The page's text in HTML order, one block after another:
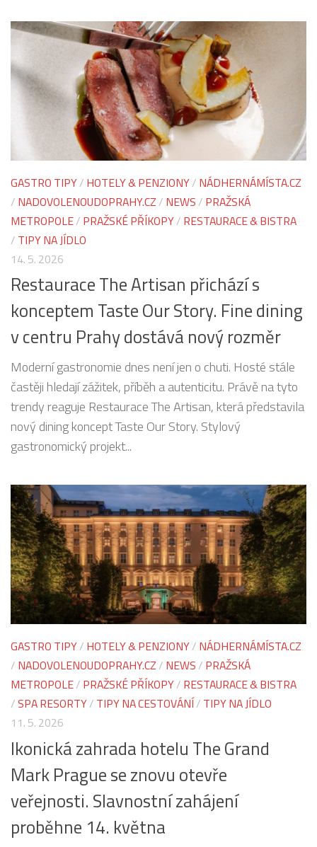
GASTRO TIPY/ HOTELY & PENZIONY/ NÁDHERNÁMÍSTA.CZ
/ NADOVOLENOUDOPRAHY.CZ / NEWS / PRAŽSKÁ
METROPOLE/ PRAŽSKÉ PŘÍKOPY/ RESTAURACE & BISTRA
/ TIPY NA JÍDLO
14. 5. 2026
Restaurace The Artisan přichází s
konceptem Taste Our Story. Fine dining
v centru Prahy dostává nový rozměr
Moderní gastronomie dnes není jen o chuti. Hosté stále
častěji hledají zážitek, příběh a autenticitu. Právě na tyto
trendy reaguje Restaurace The Artisan, která představila
nový dining koncept Taste Our Story. Stylový
gastronomický projekt...
GASTRO TIPY/ HOTELY & PENZIONY/ NÁDHERNÁMÍSTA.CZ
/ NADOVOLENOUDOPRAHY.CZ / NEWS / PRAŽSKÁ
METROPOLE/ PRAŽSKÉ PŘÍKOPY/ RESTAURACE & BISTRA
/SPA RESORTY/ TIPY NA CESTOVÁNÍ/ TIPY NA JÍDLO
11. 5. 2026
Ikonická zahrada hotelu The Grand
Mark Prague se znovu otevře
veřejnosti. Slavnostní zahájení
proběhne 14. května